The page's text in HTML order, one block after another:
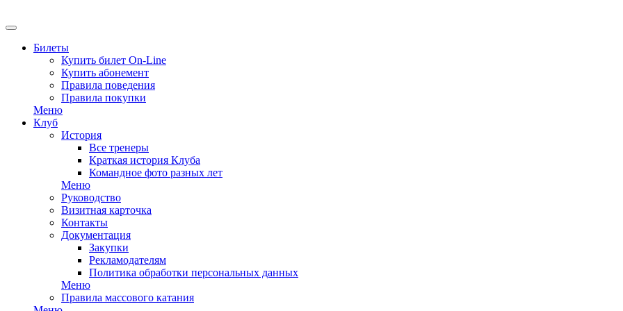
Билеты
Купить билет On-Line
Купить абонемент
Правила поведения
Правила покупки
Меню
Клуб
История
Все тренеры
Краткая история Клуба
Командное фото разных лет
Меню
Руководство
Визитная карточка
Контакты
Документация
Закупки
Рекламодателям
Политика обработки персональных данных
Меню
Правила массового катания